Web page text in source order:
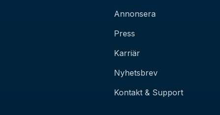
Annonsera
Press
Karriär
Nyhetsbrev
Kontakt & Support